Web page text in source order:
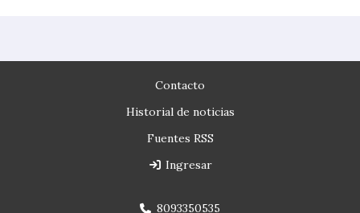
Contacto
Historial de noticias
Fuentes RSS
Ingresar
8093350535